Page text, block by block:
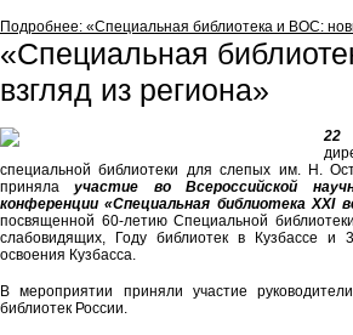
Подробнее: «Специальная библиотека и ВОС:
«Специальная
взгляд из региона»
22
специальной библиотеки для слепых им. Н.
принялаучастие во Всероссийской
конференции «Специальная библиотека ХХI
посвященной 60-летию Специальной
слабовидящих, Году библиотек в Кузбассе и
освоения Кузбасса.
В мероприятии приняли участие
библиотек России.